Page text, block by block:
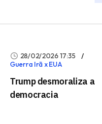
28/02/2026 17:35
Guerra Irã x EUA
Trump desmoraliza a
democracia